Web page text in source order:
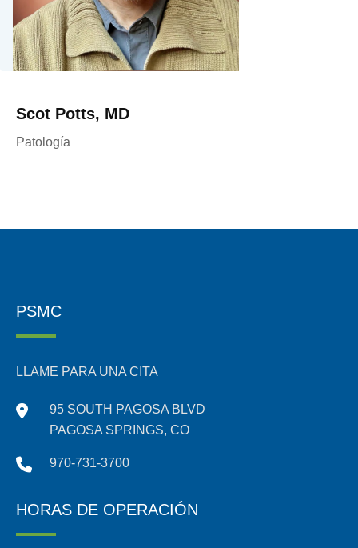
Scot Potts, MD
Patología
PSMC
LLAME PARA UNA CITA
95 SOUTH PAGOSA BLVD
PAGOSA SPRINGS, CO
970-731-3700
HORAS DE OPERACIÓN